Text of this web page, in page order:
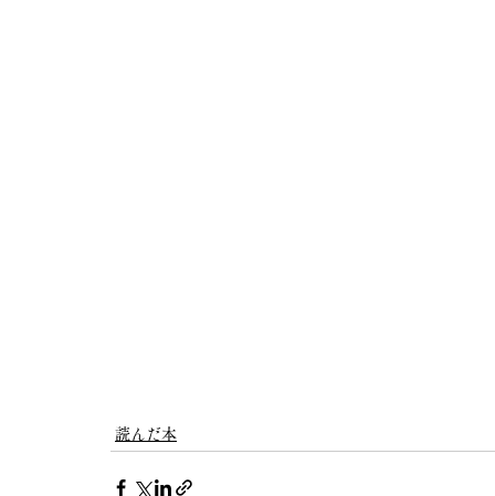
読んだ本